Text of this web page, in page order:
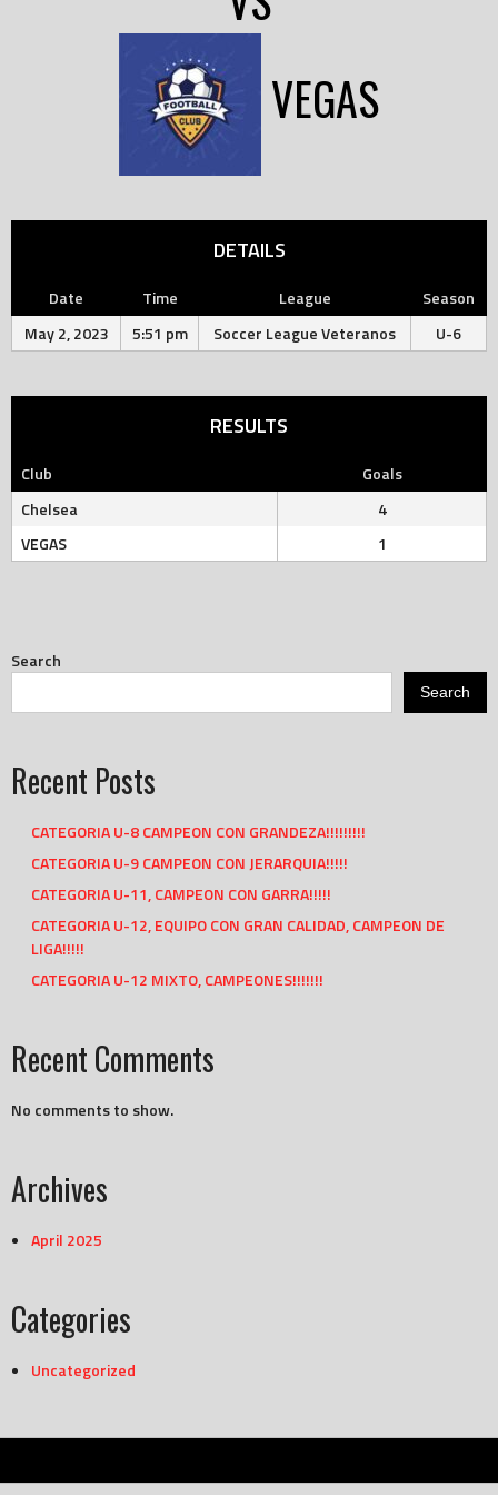
VEGAS
DETAILS
Date Time League
Season
May 2, 2023
5:51 pm Soccer League Veteranos U-6
RESULTS
Club
Goals
Chelsea
4
VEGAS
1
Search
Search
Recent Posts
CATEGORIA U-8 CAMPEON CON GRANDEZA!!!!!!!!!
CATEGORIA U-9 CAMPEON CON JERARQUIA!!!!!
CATEGORIA U-11, CAMPEON CON GARRA!!!!!
CATEGORIA U-12, EQUIPO CON GRAN CALIDAD, CAMPEON DE
LIGA!!!!!
CATEGORIA U-12 MIXTO, CAMPEONES!!!!!!!
Recent Comments
No comments to show.
Archives
April 2025
Categories
Uncategorized